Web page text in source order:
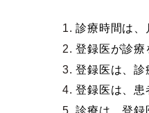
診療時間は、
登録医が診療
登録医は、診
登録医は、患
診療は、登録